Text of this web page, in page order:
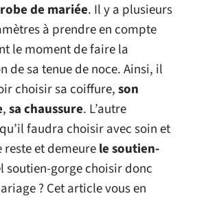
de mariée. Il y a plusieurs
à prendre en compte
le moment de faire la
de sa tenue de noce. Ainsi, il
choisir sa coiffure,son
,sa chaussure. L’autre
faudra choisir avec soin et
et demeurele soutien-
soutien-gorge choisir donc
? Cet article vous en